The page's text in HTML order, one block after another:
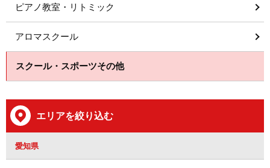
ピアノ教室・リトミック
アロマスクール
スクール・スポーツその他
エリアを絞り込む
愛知県